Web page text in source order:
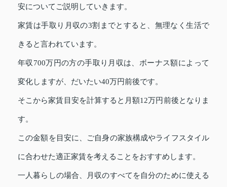
安についてご説明していきます。
家賃は手取り月収の3割までとすると、無理なく生活で
きると言われています。
年収700万円の方の手取り月収は、ボーナス額によって
変化しますが、だいたい40万円前後です。
そこから家賃目安を計算すると月額12万円前後となりま
す。
この金額を目安に、ご自身の家族構成やライフスタイル
に合わせた適正家賃を考えることをおすすめします。
一人暮らしの場合、月収のすべてを自分のために使える